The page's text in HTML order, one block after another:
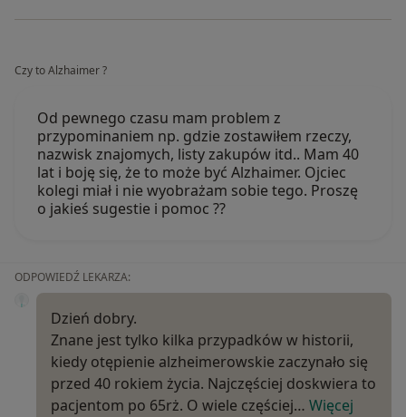
Czy to Alzhaimer ?
Od pewnego czasu mam problem z
przypominaniem np. gdzie zostawiłem rzeczy,
nazwisk znajomych, listy zakupów itd.. Mam 40
lat i boję się, że to może być Alzhaimer. Ojciec
kolegi miał i nie wyobrażam sobie tego. Proszę
o jakieś sugestie i pomoc ??
ODPOWIEDŹ LEKARZA:
Dzień dobry.
Znane jest tylko kilka przypadków w historii,
kiedy otępienie alzheimerowskie zaczynało się
przed 40 rokiem życia. Najczęściej doskwiera to
pacjentom po 65rż. O wiele częściej… Więcej